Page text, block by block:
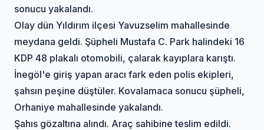
sonucu yakalandı.
Olay dün Yıldırım ilçesi Yavuzselim mahallesinde
meydana geldi. Şüpheli Mustafa C. Park halindeki 16
KDP 48 plakalı otomobili, çalarak kayıplara karıştı.
İnegöl'e giriş yapan aracı fark eden polis ekipleri,
şahsın peşine düştüler. Kovalamaca sonucu şüpheli,
Orhaniye mahallesinde yakalandı.
Şahıs gözaltına alındı. Araç sahibine teslim edildi.